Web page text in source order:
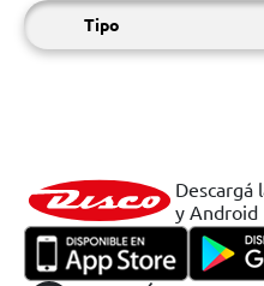
Tipo
Descargá
y Android